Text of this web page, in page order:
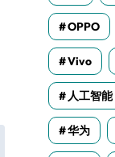
OPPO
Vivo
人工智能
华为